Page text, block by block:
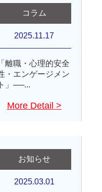
コラム
2025.11.17
「離職・心理的安全
・エンゲージメン
ト」──...
More Detail >
お知らせ
2025.03.01